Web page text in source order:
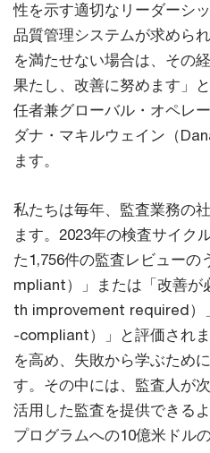
性を示す適切なリーダーシ
品質管理システムが求めら
を満たせない場合は、その
果たし、改善に努めます」
任者兼グローバル・オペレ
ダナ・マキルウェイン（
ます。
私たちは毎年、監査業務の
ます。2023年の検査サイク
た1,756件の監査レビューの
mpliant）」または「改善
th improvement required）
-compliant）」と評価され
を高め、失敗から学ぶため
す。その中には、監査人が
活用した監査を提供できる
プログラムへの10億米ドル